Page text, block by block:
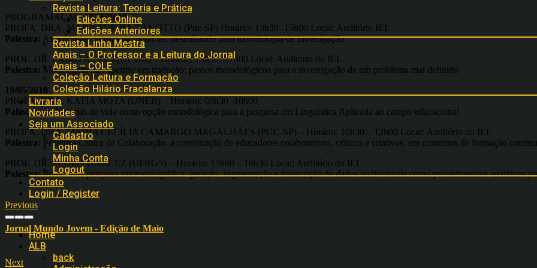
Revista Leitura: Teoria e Prática
Edições Online
Edições Anteriores
Revista Linha Mestra
Anais – O Professor e a Leitura do Jornal
Anais – COLE
Coleção Leitura e Formação
Coleção Hilário Fracalanza
Livraria
Novidades
Seja um Associado
Cadastro
Login
Minha Conta
Logout
Contato
Login / Register
Home
ALB
back
PROGRAMAÇÃO18/05/2010
PROFA. DRA. MARA SOPHIA ZANOTTO (Puc-SP) Horário: 13h30 -15h00 Local: Auditório IEL
Palestra: As múltiplas leituras da metáfora: desenhando uma metodologia de investigação
PROF. DR. FÁBIO ALVES (UFMG) – Horário: 15h30 -17h00 Local: Auditório do IEL
Palestra: Modelagem da expertise em tradução: passos metodológicos para a investigação de um problema mal definido
19/05/2010
PROFA. DRA. KATIA MOTA (UNEB) – Horário: 08h30 -10h00
Palestra:As histórias de vida como opção metodológica para a pesquisa em Linguística Aplicada ao campo educacional
PROFA. DRA. MARIA CECÍLIA CAMARGO MAGALHÃES (PUC-SP) – Horário: 10h30 – 12h00 Local: Auditório do IEL
Palestra: Pesquisa Crítica de Colaboração: a constituição de educadores colaborativos, críticos e criativos, em contextos de formação
PROF. DR. PEDRO GARCEZ (UFRGS) – Horário: 15h00 – 16h30 Local: Auditório do IEL
Palestra:Práticas de pesquisa microetnográfica: geração, segmentação e transcrição de dados audiovisuais como procedimentos analíticos
Previous
Jornal Mundo Jovem - Edição de Maio
Next